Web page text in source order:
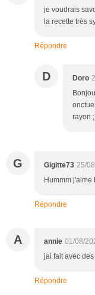
je voudrais
la recette très
Répondre
D Doro
rayon
G Gigitte73 25/
Hummm j'aime
Répondre
A annie 01/08/
jai fait avec
Répondre